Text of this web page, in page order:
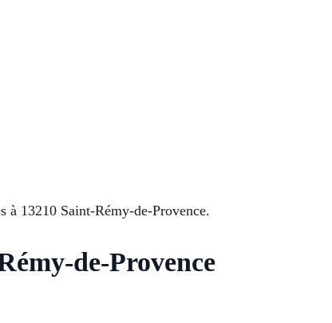
à 13210 Saint-Rémy-de-Provence.
de-Provence